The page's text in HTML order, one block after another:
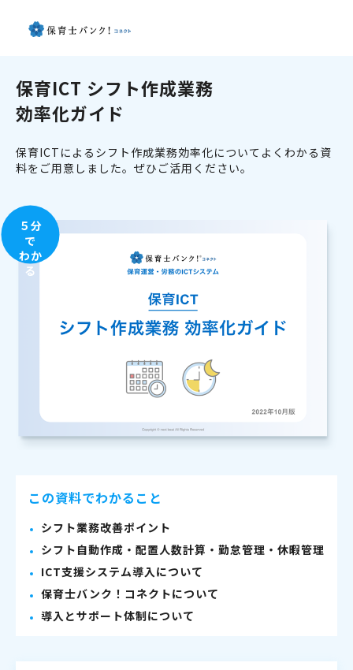
保育ICT シフト作成業務
効率化ガイド
保育ICTによるシフト作成業務効率化についてよくわかる資
料をご用意しました。ぜひご活用ください。
５分
で
わか
る
この資料でわかること
シフト業務改善ポイント
シフト自動作成・配置人数計算・勤怠管理・休暇管理
ICT支援システム導入について
保育士バンク！コネクトについて
導入とサポート体制について